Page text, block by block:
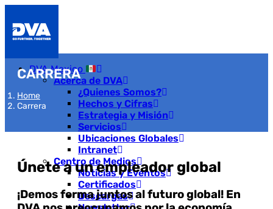
DVA Mexico
Acerca de DVA
¿Quienes Somos?
Hechos y Cifras
Estrategia y Misión
Servicios
Ubicaciones Globales
Intranet
Centro de Medios
Noticias y Eventos
Certificados
Descargas
CARRERA
Home
Carrera
Únete a un empleador global
¡Demos forma juntos al futuro global! En